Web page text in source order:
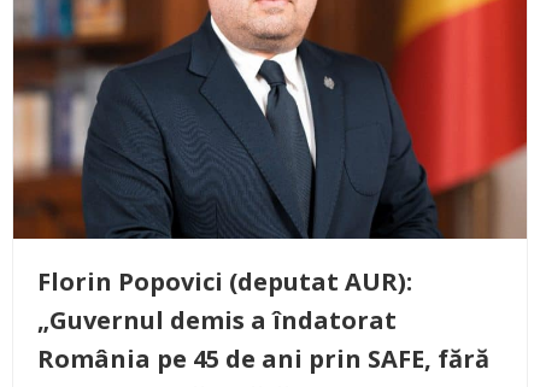
Florin Popovici (deputat AUR):
„Guvernul demis a îndatorat
România pe 45 de ani prin SAFE, fără